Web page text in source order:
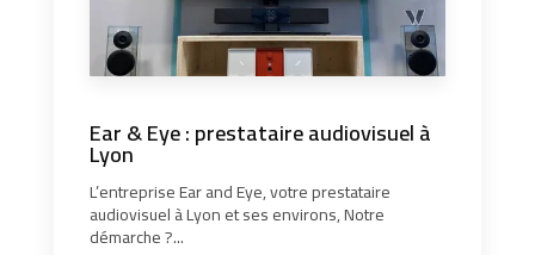
Ear & Eye : prestataire audiovisuel à
Lyon
L’entreprise Ear and Eye, votre prestataire
audiovisuel à Lyon et ses environs, Notre
démarche ?...